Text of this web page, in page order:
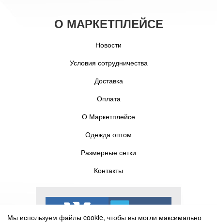
О МАРКЕТПЛЕЙСЕ
Новости
Условия сотрудничества
Доставка
Оплата
О Маркетплейсе
Одежда оптом
Размерные сетки
Контакты
Мы используем файлы cookie, чтобы вы могли максимально